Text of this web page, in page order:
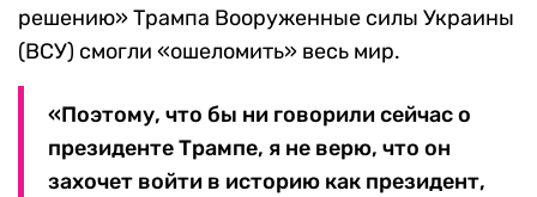
решению» Трампа Вооруженные силы Украины
(ВСУ) смогли «ошеломить» весь мир.
«Поэтому, что бы ни говорили сейчас о
президенте Трампе, я не верю, что он
захочет войти в историю как президент,